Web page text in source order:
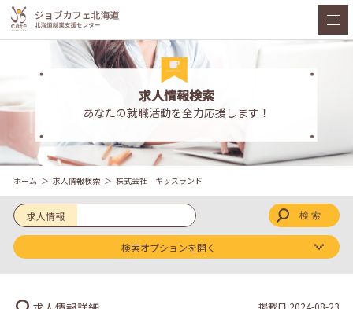
求人情報検索
あなたの就職活動を全力応援します！
ホーム 求人情報検索 株式会社 キッズランド
求人情報
検索オプションを開く
掲載日 2024-08-23